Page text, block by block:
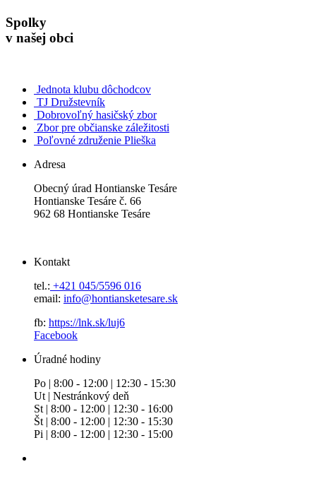
Spolky
v našej obci
Jednota klubu dôchodcov
TJ Družstevník
Dobrovoľný hasičský zbor
Zbor pre občianske záležitosti
Poľovné združenie Plieška
Adresa
Obecný úrad Hontianske Tesáre
Hontianske Tesáre č. 66
962 68 Hontianske Tesáre
Kontakt
tel.: +421 045/5596 016
email: info@hontiansketesare.sk
fb: https://lnk.sk/luj6
Facebook
Úradné hodiny
Po | 8:00 - 12:00 | 12:30 - 15:30
Ut | Nestránkový deň
St | 8:00 - 12:00 | 12:30 - 16:00
Št | 8:00 - 12:00 | 12:30 - 15:30
Pi | 8:00 - 12:00 | 12:30 - 15:00